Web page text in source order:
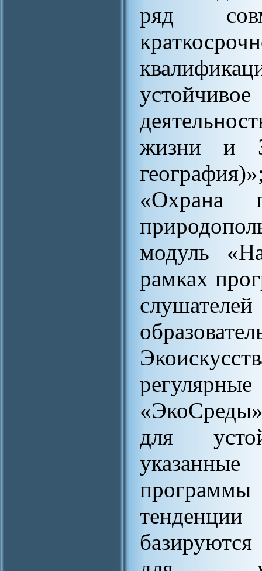
ряд
жизни и
«Охрана
модуль
рамках
для